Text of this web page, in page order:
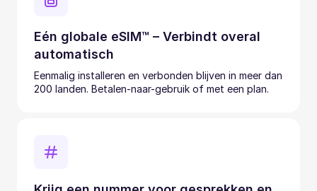
Eén globale eSIM™ – Verbindt overal
automatisch
Eenmalig installeren en verbonden blijven in meer dan
200 landen. Betalen-naar-gebruik of met een plan.